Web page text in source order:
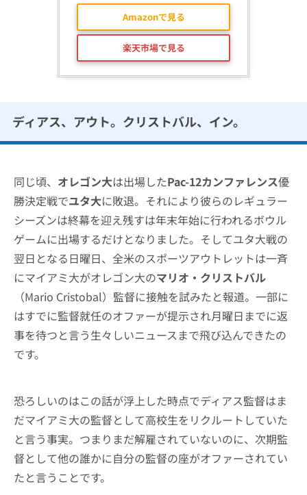
Amazonで見る
楽天市場で見る
ディアス、アウト。クリストバル、イン。
同じ頃、 オレゴン大は出場したPac-12カンファレンス優
勝決定戦でユタ大に敗退。それにより彼らのレギュラー
シーズンは終幕を迎え残すは年末年始に行われるボウル
ゲームに出場するだけとなりました。そしてユタ大戦の
翌日となる日曜日、全米のスポーツアウトレットは一斉
にマイアミ大がオレゴン大のマリオ・クリストバル
（Mario Cristobal）監督に接触を試みたと報道。一部に
はすでに監督就任のオファーが提示され月曜日までに返
事を待つと言う生々しいニュースまで飛び込んできたの
です。
恐ろしいのはこの話が浮上した時点でディアス監督はま
だマイアミ大の監督として高校生をリクルートしていた
と言う事実。つまりまだ解雇されていないのに、次期監
督として他の誰かに自分の監督の座がオファーされてい
たと言うことです。